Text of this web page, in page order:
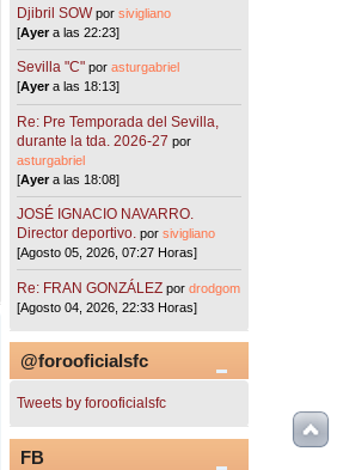
Djibril SOW porsivigliano
[Ayera las 22:23]
Sevilla "C"porasturgabriel
[Ayera las 18:13]
Re: Pre Temporada del Sevilla,
durante la tda. 2026-27 por
asturgabriel
[Ayera las 18:08]
JOSÉ IGNACIO NAVARRO.
Director deportivo. porsivigliano
[Agosto 05, 2026, 07:27 Horas]
Re: FRAN GONZÁLEZ pordrodgom
[Agosto 04, 2026, 22:33 Horas]
@forooficialsfc
Tweets by forooficialsfc
FB